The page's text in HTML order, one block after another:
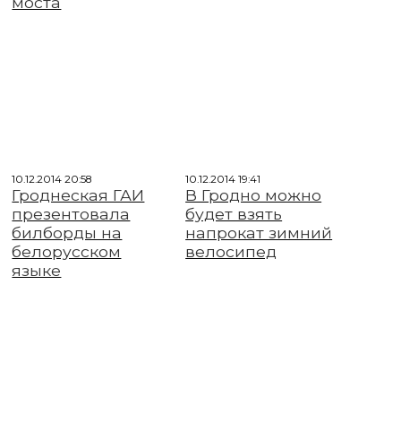
10.12.2014 20:58
Гроднеская ГАИ
презентовала
билборды на
белорусском
языке
10.12.2014 19:41
В Гродно можно
будет взять
напрокат зимний
велосипед